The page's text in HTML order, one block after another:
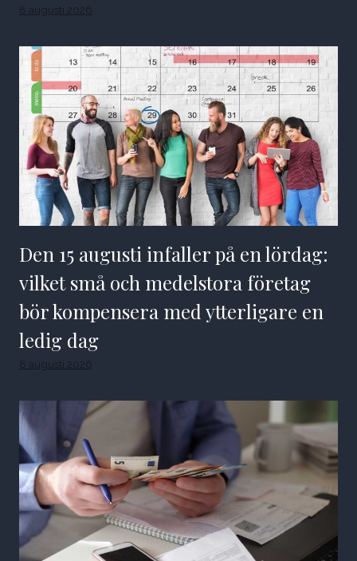
8 augusti 2026
Den 15 augusti infaller på en lördag:
vilket små och medelstora företag
bör kompensera med ytterligare en
ledig dag
8 augusti 2026